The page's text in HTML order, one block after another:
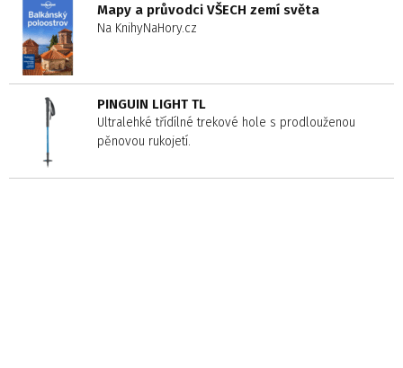
Mapy a průvodci VŠECH zemí světa
Na KnihyNaHory.cz
PINGUIN LIGHT TL
Ultralehké třídílné trekové hole s prodlouženou
pěnovou rukojetí.